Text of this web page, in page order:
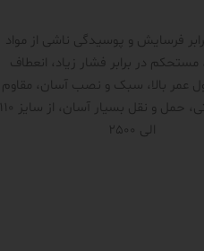
فرسایش و پوسیدگی ناشی از مواد
در برابر فشار زیاد، انعطاف
عمر بالا، سبک و نصب آسان، مقاوم
در برابر نشتی، حمل و نقل بسیار آسان، از سایز 110
الی 2500